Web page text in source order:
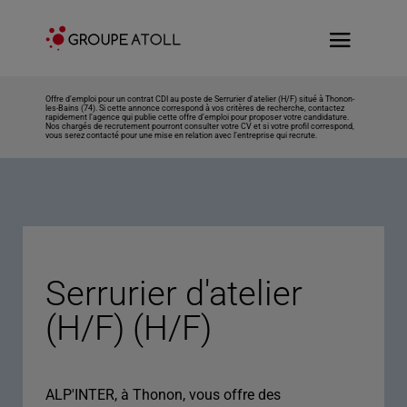
Offre d’emploi pour un contrat CDI au poste de Serrurier d'atelier (H/F) situé à Thonon-
les-Bains (74). Si cette annonce correspond à vos critères de recherche, contactez
rapidement l’agence qui publie cette offre d’emploi pour proposer votre candidature.
Nos chargés de recrutement pourront consulter votre CV et si votre profil correspond,
vous serez contacté pour une mise en relation avec l’entreprise qui recrute.
Serrurier d'atelier
(H/F) (H/F)
ALP'INTER, à Thonon, vous offre des